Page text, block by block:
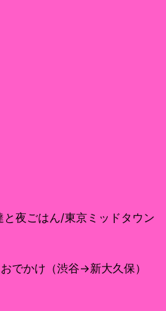
夜ごはん/東京ミッドタウン
でかけ（渋谷→新大久保）